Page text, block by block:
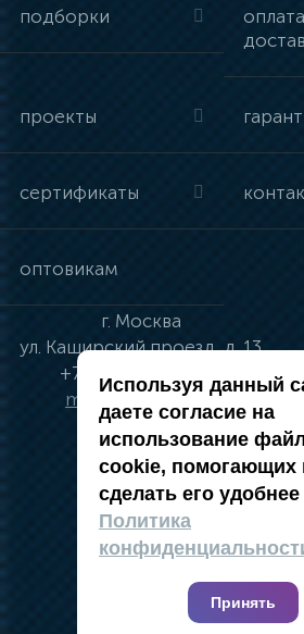
подборки
проекты
сертификаты
оптовикам
г. Москва
ул. Каширский проезд, д. 13
+7 (495) 134-41-83
moskva@vincci.ru
политика в отношении
персональных
публичная
карта сайта
2019 — 2026 @
Используя данный
даете согласие на
использование
cookie, помогающих
сделать его
Политика
Принять